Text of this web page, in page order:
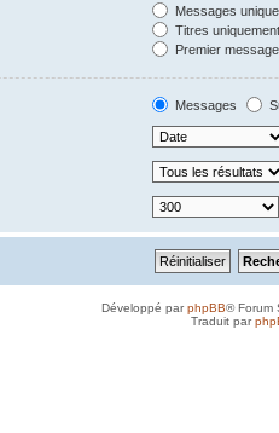
Messages
Titres
Premier
Messages
Développé parphpBB® Forum
Traduit par